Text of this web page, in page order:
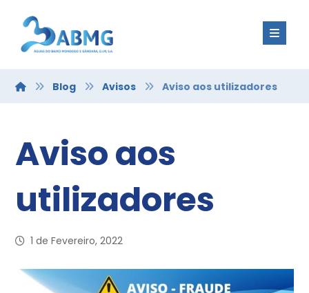
Blog Avisos Aviso aos utilizadores
Aviso aos
utilizadores
1 de Fevereiro, 2022